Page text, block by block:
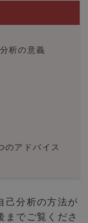
析の意義
のアドバイス
己分析の方法が
までご覧くださ